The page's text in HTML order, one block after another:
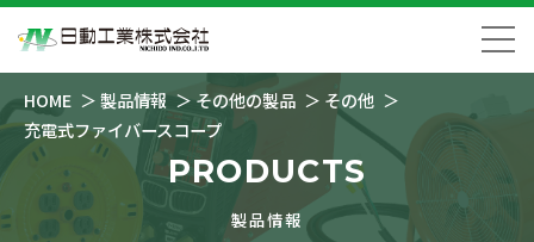
HOME 製品情報 その他の製品
その他
充電式ファイバースコープ
PRODUCTS
製品情報